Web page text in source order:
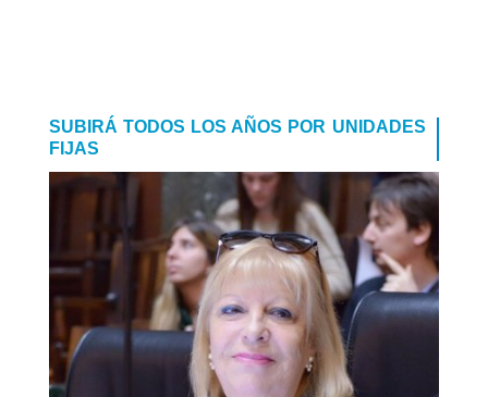
SUBIRÁ TODOS LOS AÑOS POR UNIDADES
FIJAS